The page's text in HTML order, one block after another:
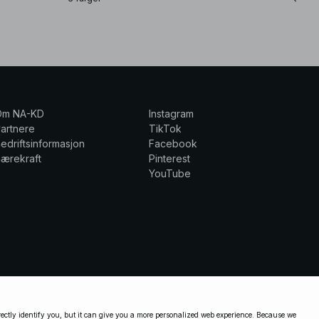
NA-KD
Instagram
TikTok
Facebook
Pinterest
YouTube